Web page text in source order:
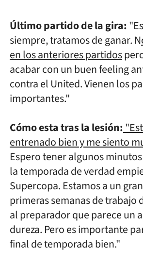
Último partido de la gira:
siempre, tratamos de ganar. N
en los anteriores partidos
acabar con un buen feeling
contra el United. Vienen los
importantes."
Cómo esta tras la lesión:
entrenado bien y me siento
Espero tener algunos
la temporada de verdad
Supercopa. Estamos a un
primeras semanas de trabajo
al preparador que parece un
dureza. Pero es importante
final de temporada bien."